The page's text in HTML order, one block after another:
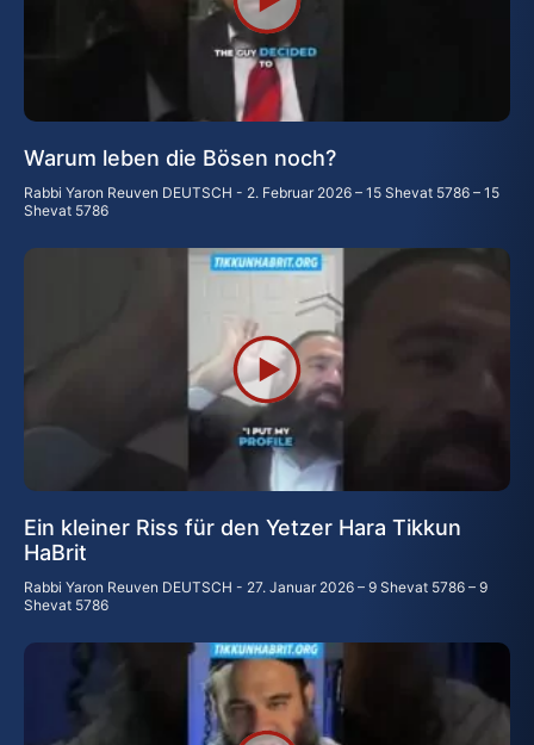
Warum leben die Bösen noch?
Rabbi Yaron Reuven DEUTSCH
2. Februar 2026 – 15 Shevat 5786 – 15
Shevat 5786
Ein kleiner Riss für den Yetzer Hara Tikkun
HaBrit
Rabbi Yaron Reuven DEUTSCH
27. Januar 2026 – 9 Shevat 5786 – 9
Shevat 5786